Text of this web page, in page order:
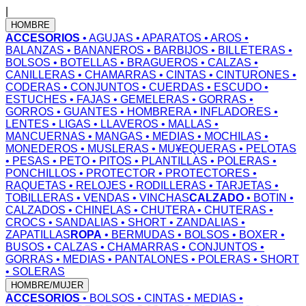
HOMBRE
ACCESORIOS • AGUJAS • APARATOS • AROS •
BALANZAS • BANANEROS • BARBIJOS • BILLETERAS •
BOLSOS • BOTELLAS • BRAGUEROS • CALZAS •
CANILLERAS • CHAMARRAS • CINTAS • CINTURONES •
CODERAS • CONJUNTOS • CUERDAS • ESCUDO •
ESTUCHES • FAJAS • GEMELERAS • GORRAS •
GORROS • GUANTES • HOMBRERA• INFLADORES •
LENTES • LIGAS • LLAVEROS • MALLAS •
MANCUERNAS • MANGAS • MEDIAS • MOCHILAS •
MONEDEROS • MUSLERAS • MU¥EQUERAS • PELOTAS
• PESAS • PETO • PITOS • PLANTILLAS • POLERAS •
PONCHILLOS • PROTECTOR • PROTECTORES •
RAQUETAS • RELOJES • RODILLERAS • TARJETAS •
TOBILLERAS • VENDAS • VINCHASCALZADO • BOTIN •
CALZADOS • CHINELAS • CHUTERA• CHUTERAS •
CROCS • SANDALIAS • SHORT • ZANDALIAS •
ZAPATILLAS ROPA • BERMUDAS • BOLSOS • BOXER •
BUSOS • CALZAS • CHAMARRAS • CONJUNTOS •
GORRAS • MEDIAS • PANTALONES • POLERAS • SHORT
• SOLERAS
HOMBRE/MUJER
ACCESORIOS • BOLSOS • CINTAS • MEDIAS •